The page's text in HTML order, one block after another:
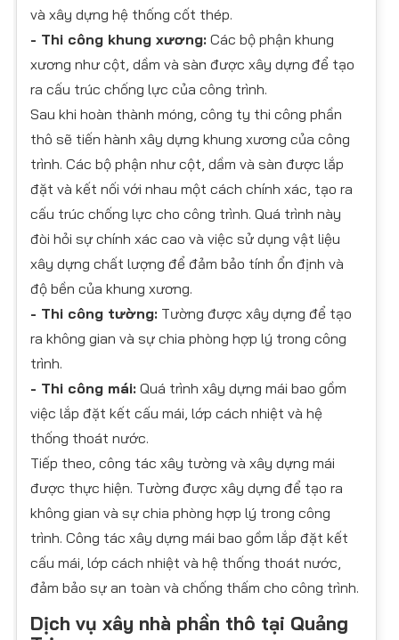
và xây dựng hệ thống cốt thép.
- Thi công khung xương: Các bộ phận khung
xương như cột, dầm và sàn được xây dựng để tạo
ra cấu trúc chống lực của công trình.
Sau khi hoàn thành móng, công ty thi công phần
thô sẽ tiến hành xây dựng khung xương của công
trình. Các bộ phận như cột, dầm và sàn được lắp
đặt và kết nối với nhau một cách chính xác, tạo ra
cấu trúc chống lực cho công trình. Quá trình này
đòi hỏi sự chính xác cao và việc sử dụng vật liệu
xây dựng chất lượng để đảm bảo tính ổn định và
độ bền của khung xương.
- Thi công tường: Tường được xây dựng để tạo
ra không gian và sự chia phòng hợp lý trong công
trình.
- Thi công mái: Quá trình xây dựng mái bao gồm
việc lắp đặt kết cấu mái, lớp cách nhiệt và hệ
thống thoát nước.
Tiếp theo, công tác xây tường và xây dựng mái
được thực hiện. Tường được xây dựng để tạo ra
không gian và sự chia phòng hợp lý trong công
trình. Công tác xây dựng mái bao gồm lắp đặt kết
cấu mái, lớp cách nhiệt và hệ thống thoát nước,
đảm bảo sự an toàn và chống thấm cho công trình.
Dịch vụ xây nhà phần thô tại Quảng